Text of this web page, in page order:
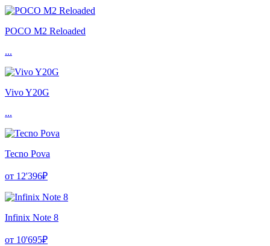
POCO M2 Reloaded
...
Vivo Y20G
...
Tecno Pova
от 12'396₽
Infinix Note 8
от 10'695₽